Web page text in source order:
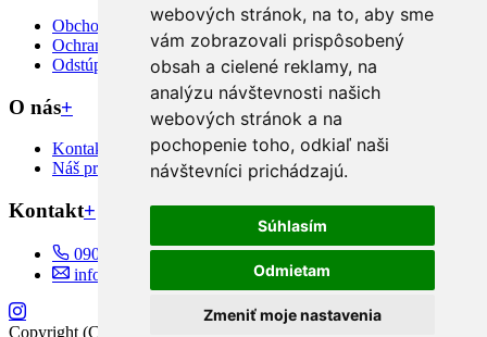
webových stránok, na to, aby sme
vám zobrazovali prispôsobený
obsah a cielené reklamy, na
analýzu návštevnosti našich
webových stránok a na
pochopenie toho, odkiaľ naši
návštevníci prichádzajú.
Súhlasím
Odmietam
Zmeniť moje nastavenia
Obchodné podmienky, doručenie, platby, vrátenie
Ochrana súkromia
Odstúpiť od zmluvy TU
O nás+
Kontakt
Náš príbeh
Kontakt+
0905 406 496
info@sidumilu.sk
Copyright (C) 2026